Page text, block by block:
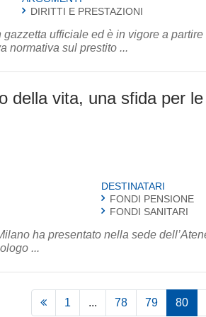
DIRITTI E PRESTAZIONI
ufficiale ed è in vigore a
normativa sul prestito ...
della vita, una sfida per
DESTINATARI
FONDI PENSIONE
FONDI SANITARI
ha presentato nella sede
...
1 ... 78 79 80